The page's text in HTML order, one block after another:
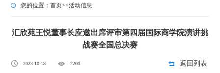
您的位置：首页>>活动信息
汇欣苑王悦董事长应邀出席评审第四届国际商学院演讲挑
战赛全国总决赛
2023-10-18 2200 返回列表